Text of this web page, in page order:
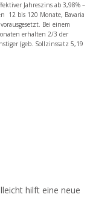
Jahreszins ab 3,98% –
12 bis 120 Monate, Bavaria
Bei einem
erhalten 2/3 der
(geb. Sollzinssatz 5,19
hilft eine neue